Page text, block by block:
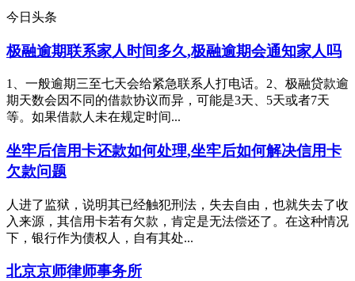
今日头条
极融逾期联系家人时间多久,极融逾期会通知家人吗
1、一般逾期三至七天会给紧急联系人打电话。2、极融贷款逾
期天数会因不同的借款协议而异，可能是3天、5天或者7天
等。如果借款人未在规定时间...
坐牢后信用卡还款如何处理,坐牢后如何解决信用卡
欠款问题
人进了监狱，说明其已经触犯刑法，失去自由，也就失去了收
入来源，其信用卡若有欠款，肯定是无法偿还了。在这种情况
下，银行作为债权人，自有其处...
北京京师律师事务所